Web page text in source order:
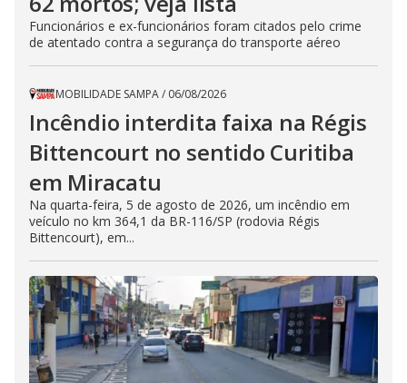
Funcionários e ex-funcionários foram citados pelo crime
de atentado contra a segurança do transporte aéreo
MOBILIDADE SAMPA/ 06/08/2026
Incêndio interdita faixa na Régis
Bittencourt no sentido Curitiba
em Miracatu
Na quarta-feira, 5 de agosto de 2026, um incêndio em
veículo no km 364,1 da BR-116/SP (rodovia Régis
Bittencourt), em...